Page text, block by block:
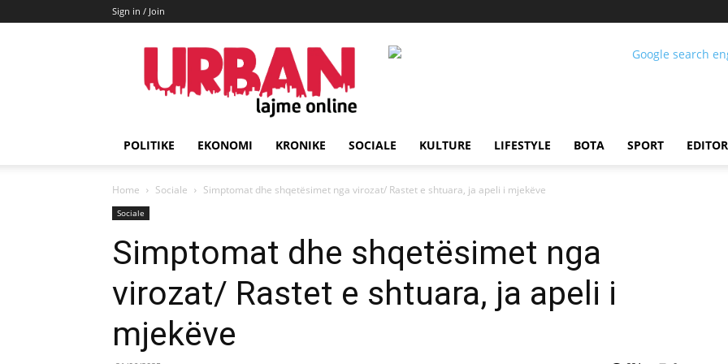
Sign in / Join
URBAN
Lajme
POLITIKE EKONOMI KRONIKE SOCIALE KULTURE LIFESTYLE BOTA SPORT
Home Sociale Simptomat dhe shqetësimet nga virozat/ Rastet e shtuara, ja apeli i mjekëve
Sociale
Simptomat dhe shqetësimet nga
virozat/ Rastet e shtuara, ja apeli i
mjekëve